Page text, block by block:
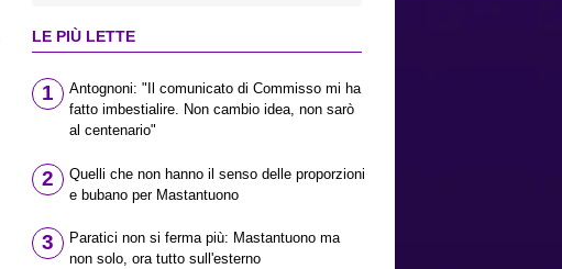
LE PIÙ LETTE
1
Antognoni: "Il comunicato di Commisso mi ha
fatto imbestialire. Non cambio idea, non sarò
al centenario"
2
Quelli che non hanno il senso delle proporzioni
e bubano per Mastantuono
3
Paratici non si ferma più: Mastantuono ma
non solo, ora tutto sull'esterno